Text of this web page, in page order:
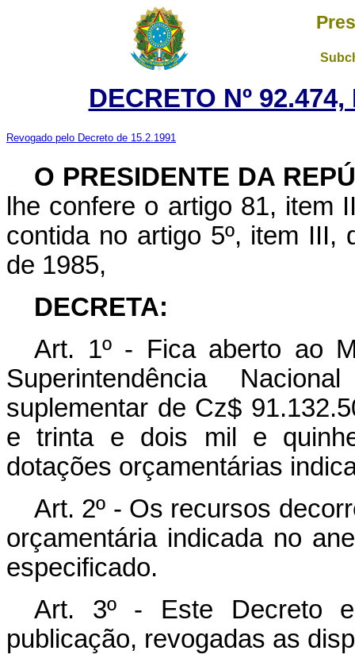
DECRETO Nº
Revogado pelo Decreto de 15.2.1991
O PRESIDENTE DA
lhe confere o artigo 81, item
contida no artigo 5º, item III,
de 1985,
DECRETA:
Art. 1º - Fica aberto ao
Superintendência
suplementar de Cz$
e trinta e dois mil e
dotações orçamentárias
Art. 2º - Os recursos
orçamentária indicada no
especificado.
Art. 3º - Este Decreto
publicação, revogadas as